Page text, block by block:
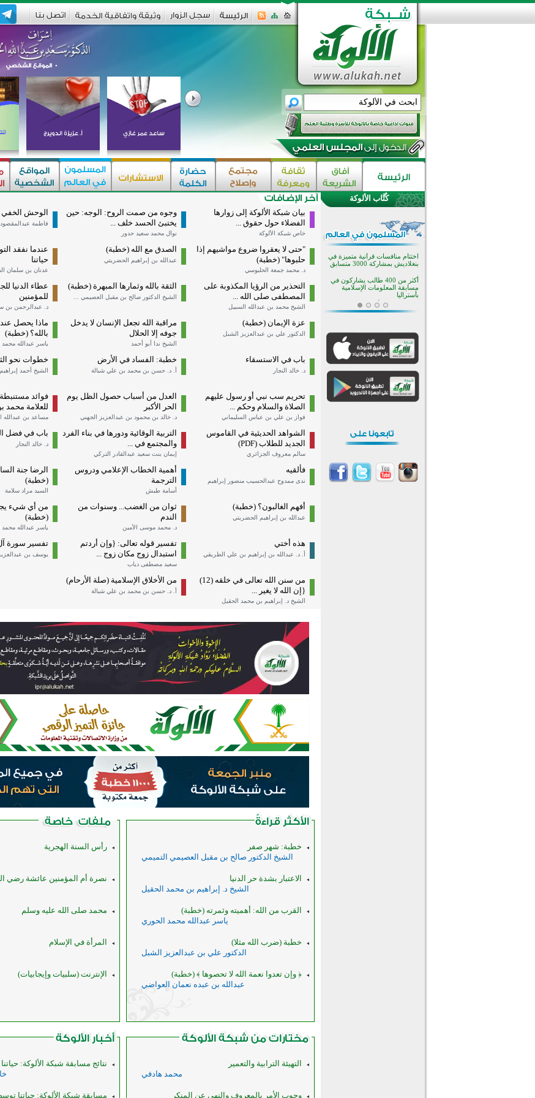
بيان شبكة الألوكة إلى زوارها
الفضلاء حول حقوق ...
خاص شبكة الألوكة
وجوه من صمت الروح: الوجه: حين
يختبئ الحسد خلف ...
نوال محمد سعيد حدور
الوحش الخفي
فاطمة عبدالمقصود
"حتى لا يعقروا ضروع مواشيهم إذا
حلبوها" (خطبة)
د. محمد جمعة الحلبوسي
الصدق مع الله (خطبة)
عبدالله بن إبراهيم الحضريتي
عندما نفقد
حياتنا
عدنان بن سلمان
التحذير من الرؤيا المكذوبة على
المصطفى صلى الله ...
الشيخ محمد بن عبدالله السبيل
الثقة بالله وثمارها المبهرة (خطبة)
الشيخ الدكتور صالح بن مقبل العصيمي ...
عطاء الدنيا
للمؤمنين
د. عبدالرحمن بن
عزة الإيمان (خطبة)
الدكتور علي بن عبدالعزيز الشبل
مراقبة الله تجعل الإنسان لا يدخل
جوفه إلا الحلال
الشيخ ندا أبو أحمد
ماذا يحصل
بالله؟ (خطبة)
ياسر عبدالله
باب في الاستسقاء
د. خالد النجار
خطبة: الفساد في الأرض
أ. د. حسن بن محمد بن علي شبالة
خطوات نحو
الشيخ أحمد
تحريم سب نبي أو رسول عليهم
الصلاة والسلام وحكم ...
فواز بن علي بن عباس السليماني
العدل من أسباب حصول الظل يوم
الحر الأكبر
د. خالد بن محمود بن عبدالعزيز الجهني
فوائد
للعلامة محمد
مساعد بن عبدالله
الشواهد الحديثية في القاموس
الجديد للطلاب (PDF)
سالم معروف الجزائري
التربية الوقائية ودورها في بناء الفرد
والمجتمع في ...
إيمان بنت سعيد عبدالقادر التركي
باب في فضل
د. خالد النجار
فألقيه
ندى ممدوح عبدالحسيب منصور إبراهيم
أهمية الخطاب الإعلامي ودروس
الترجمة
أسامة طبش
الرضا جنة
(خطبة)
السيد مراد سلامة
أفهم الغالبون؟ (خطبة)
عبدالله بن إبراهيم الحضريتي
ثوان من الغضب... وسنوات من
الندم
د. محمد موسى الأمين
من أي شيء
(خطبة)
ياسر عبدالله
هذه أختي
أ. د. عبدالله بن إبراهيم بن علي الطريقي
تفسير قوله تعالى: {وإن أردتم
استبدال زوج مكان زوج ...
سعيد مصطفى دياب
تفسير سورة آل
يوسف بن
من سنن الله تعالى في خلقه (12)
{إن الله لا يغير ...
الشيخ د. إبراهيم بن محمد الحقيل
من الأخلاق الإسلامية (صلة الأرحام)
أ. د. حسن بن محمد بن علي شبالة
خطبة: شهر صفر
الشيخ الدكتور صالح بن مقبل العصيمي التميمي
الاعتبار بشدة حر الدنيا
الشيخ د. إبراهيم بن محمد الحقيل
القرب من الله: أهميته وثمرته (خطبة)
ياسر عبدالله محمد الحوري
خطبة (ضرب الله مثلا)
الدكتور علي بن عبدالعزيز الشبل
﴿ وإن تعدوا نعمة الله لا تحصوها ﴾ (خطبة)
عبدالله بن عبده نعمان العواضي
رأس السنة الهجرية
نصرة أم المؤمنين عائشة رضي
محمد صلى الله عليه وسلم
المرأة في الإسلام
الإنترنت (سلبيات وإيجابيات)
التهيئة الترابية والتعمير
محمد هادفي
وجوب الأمر بالمعروف والنهي عن المنكر
نتائج مسابقة شبكة الألوكة:
مسابقة شبكة الألوكة: حياتنا
كُتَّاب الألوكة
اختتام الدورة التاسعة لمسابقة حفظ
تيسليتش تختتم برنامجا تعليميا لتعزيز
القيم وبناء الشخصية للشباب
المسلمين
اختتام منافسات قرآنية متميزة في
بنغلاديش بمشاركة 3000 متسابق
أكثر من 400 طالب يشاركون في
مسابقة المعلومات الإسلامية
بأستراليا
افتتاح تاريخي لأول مسجد في بلييفليا
بالجبل الأسود منذ أكثر من قرن
مسجد جديد في أجواء إيمانية مميزة
أكبر مشروع إسلامي في ريف
أستراليا يفتتح أبوابه بعد سنوات من
القرآن والتربية في صدارة البرامج
الصيفية للمسلمين في بينزا
وساراتوف وموردوفيا هذا العام
اختتام الدورة التاسعة لمسابقة حفظ
القيم وبناء الشخصية للشباب
المسلمين
أكثر من 400 طالب يشاركون في
مسابقة المعلومات الإسلامية